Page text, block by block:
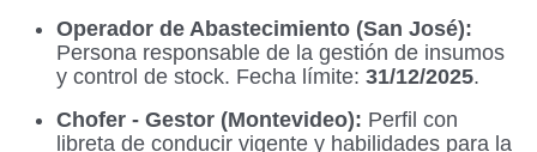
Operador de Abastecimiento (San José):
Persona responsable de la gestión de insumos
y control de stock. Fecha límite: 31/12/2025.
Chofer - Gestor (Montevideo): Perfil con
libreta de conducir vigente y habilidades para la